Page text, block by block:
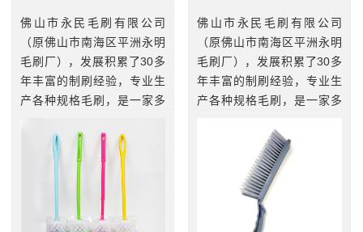
佛山市永民毛刷有限公司
（原佛山市南海区平洲永明
毛刷厂），发展积累了30多
年丰富的制刷经验，专业生
产各种规格毛刷，是一家多
制造基地。我厂拥有一批高
素质和精干技术熟练的员
查看更多
佛山市永民毛刷有限公司
（原佛山市南海区平洲永明
毛刷厂），发展积累了30多
年丰富的制刷经验，专业生
产各种规格毛刷，是一家多
制造基地。我厂拥有一批高
素质和精干技术熟练的员
工，引进...
查看更多